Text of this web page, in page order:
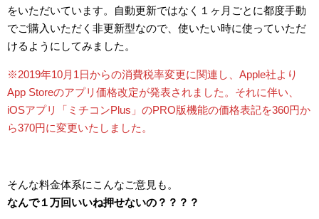
をいただいています。自動更新ではなく１ヶ月ごとに都度手動
でご購入いただく非更新型なので、使いたい時に使っていただ
けるようにしてみました。
※2019年10月1日からの消費税率変更に関連し、Apple社より
App Storeのアプリ価格改定が発表されました。それに伴い、
iOSアプリ「ミチコンPlus」のPRO版機能の価格表記を360円か
ら370円に変更いたしました。
そんな料金体系にこんなご意見も。
なんで１万回いいね押せないの？？？？